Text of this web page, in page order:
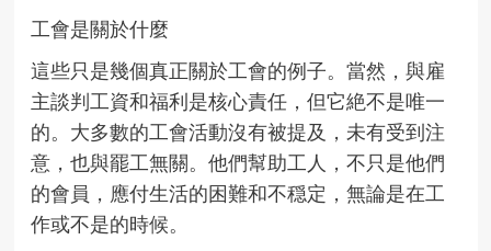
工會是關於什麼
這些只是幾個真正關於工會的例子。當然，與雇
主談判工資和福利是核心責任，但它絶不是唯一
的。大多數的工會活動沒有被提及，未有受到注
意，也與罷工無關。他們幫助工人，不只是他們
的會員，應付生活的困難和不穏定，無論是在工
作或不是的時候。